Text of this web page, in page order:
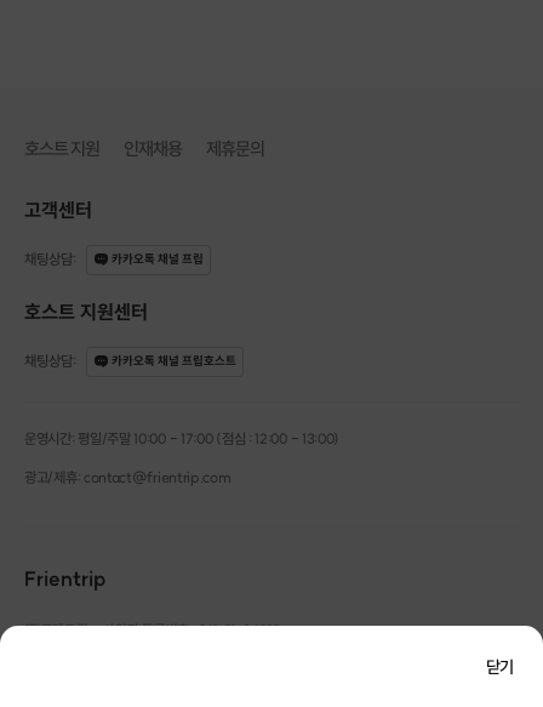
닫기
호스트 지원 인재채용 제휴문의
고객센터
채팅상담: 카카오톡 채널 프립
호스트 지원센터
채팅상담: 카카오톡 채널 프립호스트
운영시간: 평일/주말 10:00 - 17:00 (점심 : 12:00 - 13:00)
광고/제휴: contact@frientrip.com
Frientrip
㈜프렌트립 | 사업자 등록번호 : 261-81-04385